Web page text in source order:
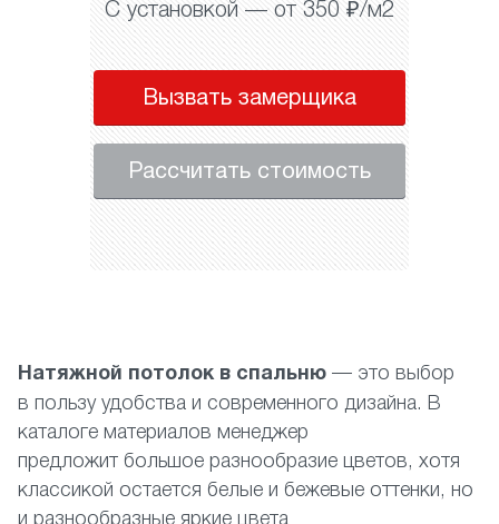
С установкой — от 350 ₽/м2
Вызвать замерщика
Рассчитать стоимость
Натяжной потолок в спальню — это выбор
в пользу удобства и современного дизайна. В
каталоге материалов менеджер
предложит большое разнообразие цветов, хотя
классикой остается белые и бежевые оттенки, но
и разнообразные яркие цвета